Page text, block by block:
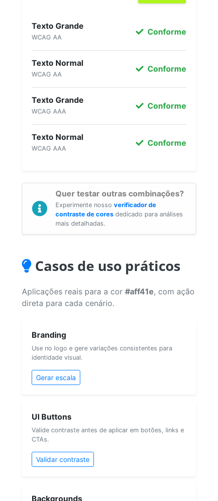
Texto Grande
WCAG AA
Conforme
Texto Normal
WCAG AA
Conforme
Texto Grande
WCAG AAA
Conforme
Texto Normal
WCAG AAA
Conforme
Quer testar outras combinações?
Experimente nosso verificador de
contraste de cores dedicado para análises
mais detalhadas.
Casos de uso práticos
Aplicações reais para a cor #aff41e, com ação
direta para cada cenário.
Branding
Use no logo e gere variações consistentes para
identidade visual.
Gerar escala
UI Buttons
Valide contraste antes de aplicar em botões, links e
CTAs.
Validar contraste
Backgrounds